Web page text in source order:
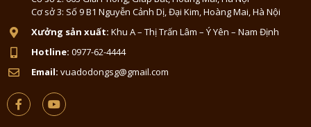
Cơ sở 3: Số 9 B1 Nguyễn Cảnh Dị, Đại Kim, Hoàng Mai, Hà Nội
Xưởng sản xuất: Khu A – Thị Trấn Lâm – Ý Yên – Nam Định
Hotline: 0977-62-4444
Email: vuadodongsg@gmail.com